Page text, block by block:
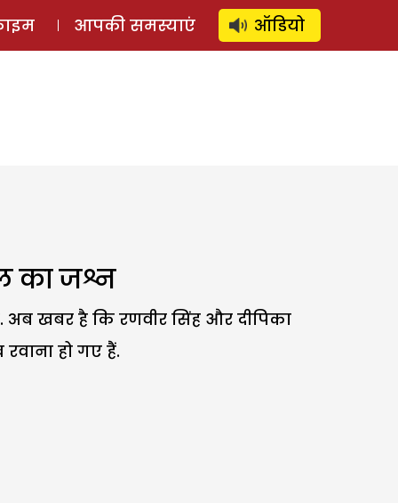
लॉग इन ⚲ SUBSCRIBE
आपकी समस्याएं ऑडियो
का जश्न
खबर है कि रणवीर सिंह और दीपिका
हो गए हैं.